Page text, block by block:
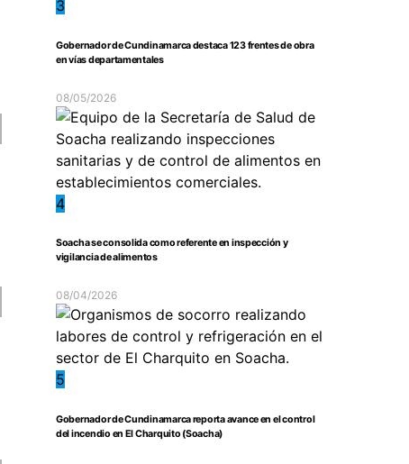
3
Gobernador de Cundinamarca destaca 123 frentes de obra
en vías departamentales
08/05/2026
4
Soacha se consolida como referente en inspección y
vigilancia de alimentos
08/04/2026
5
Gobernador de Cundinamarca reporta avance en el control
del incendio en El Charquito (Soacha)